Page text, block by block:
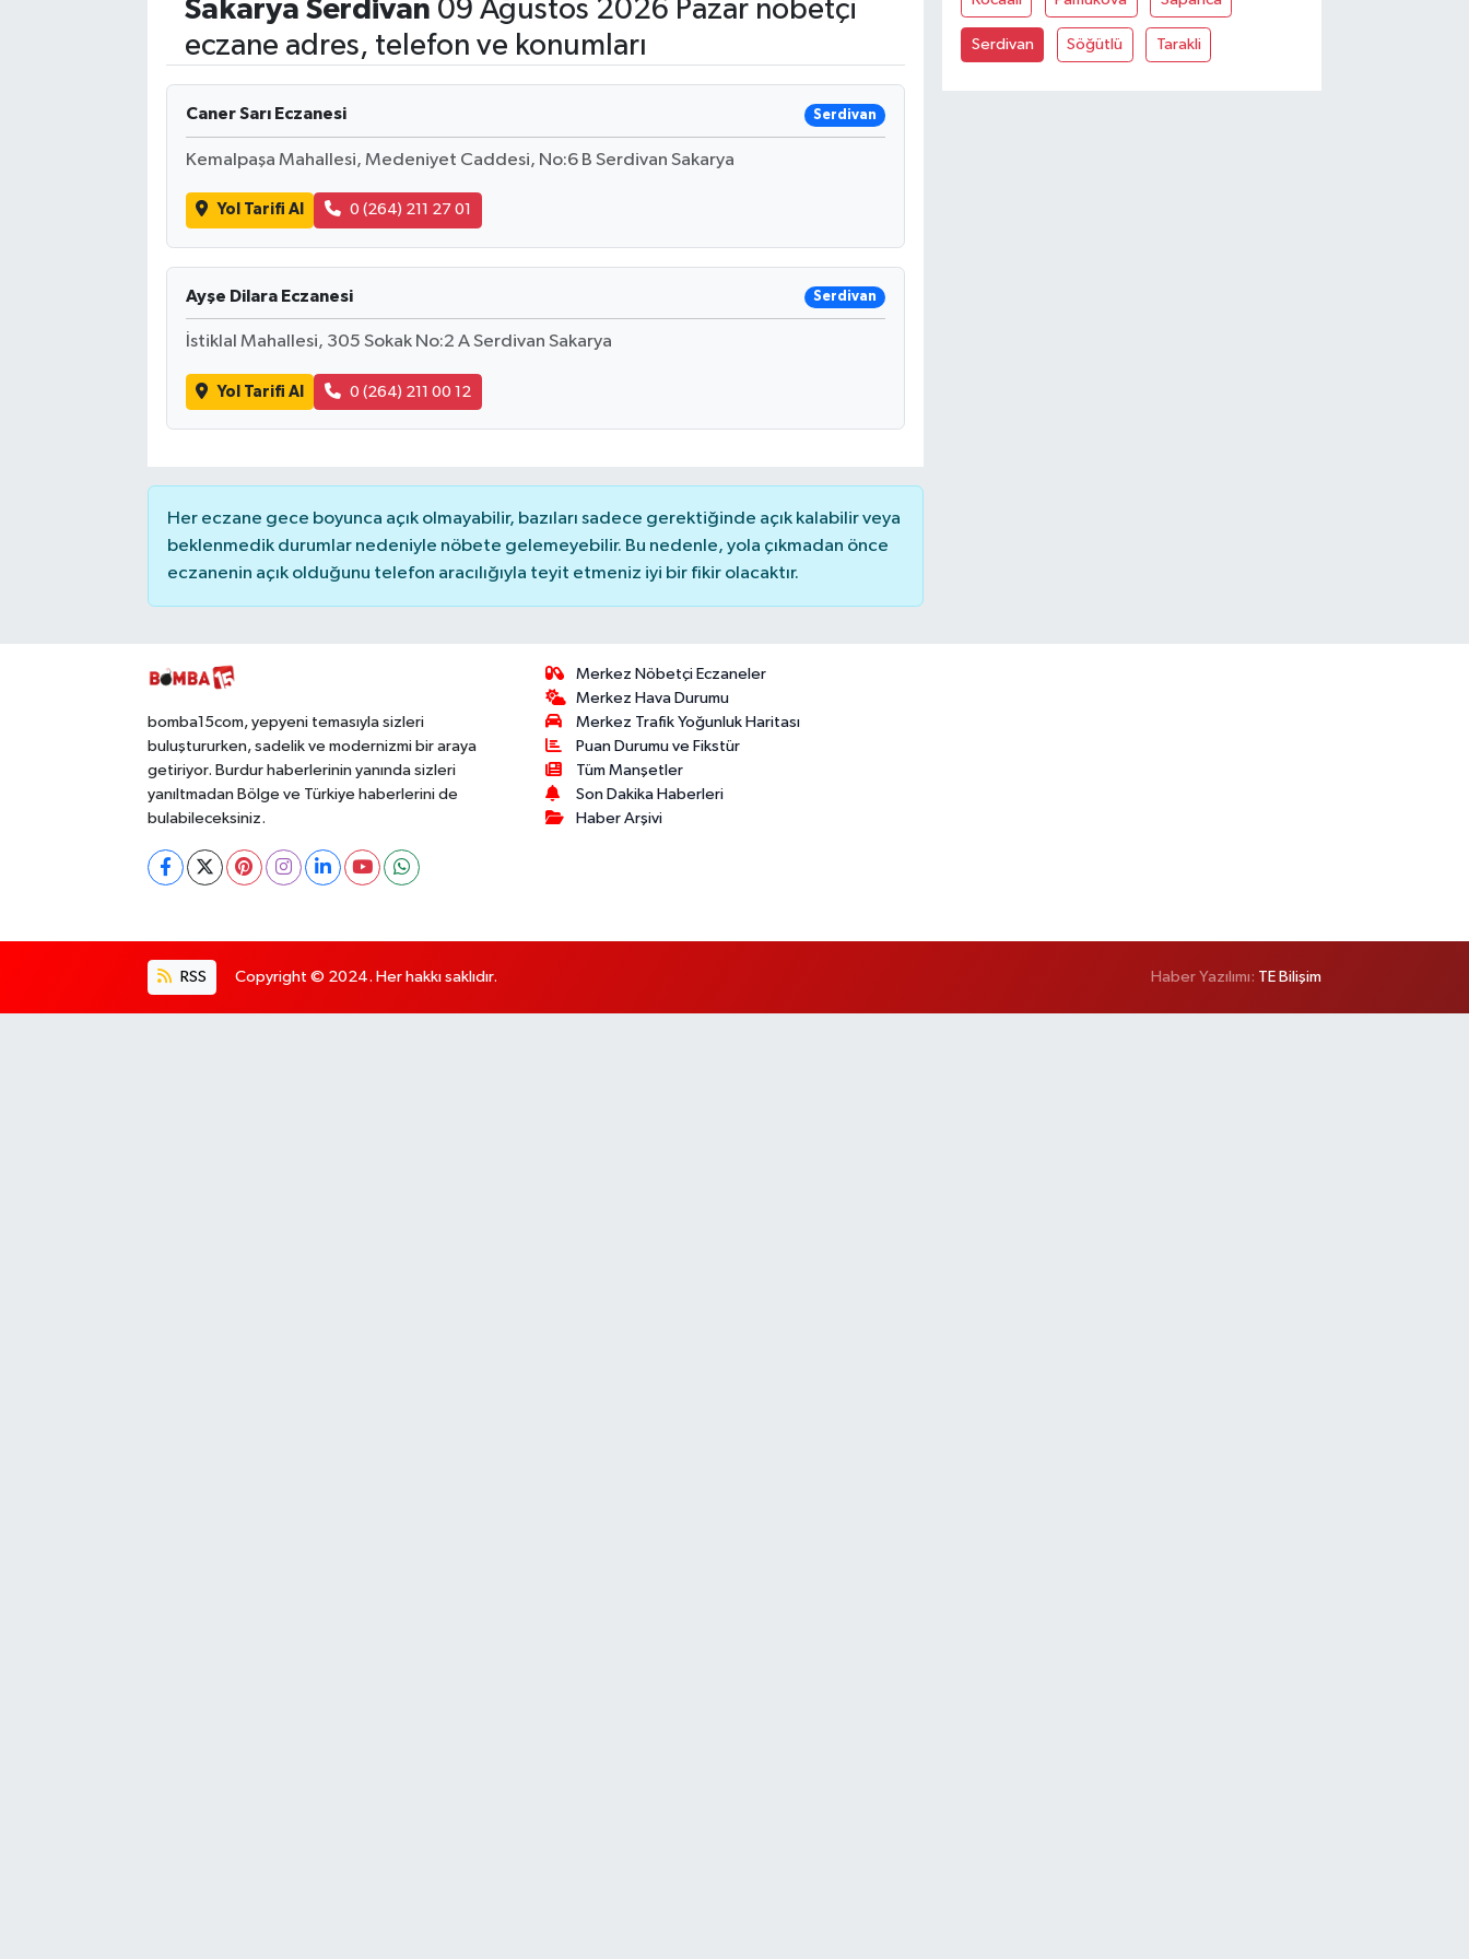
Sakarya Serdivan 09 Ağustos 2026 Pazar nöbetçi
eczane adres, telefon ve konumları
Caner Sarı Eczanesi Serdivan
Kemalpaşa Mahallesi, Medeniyet Caddesi, No:6 B Serdivan Sakarya
Yol Tarifi Al 0 (264) 211 27 01
Ayşe Dilara Eczanesi Serdivan
İstiklal Mahallesi, 305 Sokak No:2 A Serdivan Sakarya
Yol Tarifi Al 0 (264) 211 00 12
Her eczane gece boyunca açık olmayabilir, bazıları sadece gerektiğinde açık kalabilir veya
beklenmedik durumlar nedeniyle nöbete gelemeyebilir. Bu nedenle, yola çıkmadan önce
eczanenin açık olduğunu telefon aracılığıyla teyit etmeniz iyi bir fikir olacaktır.
Serdivan Söğütlü Tarakli
bomba15com, yepyeni temasıyla sizleri
buluştururken, sadelik ve modernizmi bir araya
getiriyor. Burdur haberlerinin yanında sizleri
yanıltmadan Bölge ve Türkiye haberlerini de
bulabileceksiniz.
Merkez Nöbetçi Eczaneler
Merkez Hava Durumu
Merkez Trafik Yoğunluk Haritası
Puan Durumu ve Fikstür
Tüm Manşetler
Son Dakika Haberleri
Haber Arşivi
RSS Copyright © 2024. Her hakkı saklıdır. Haber Yazılımı: TE Bilişim